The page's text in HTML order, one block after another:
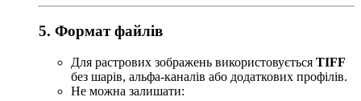
5. Формат файлів
Для растрових зображень використовується TIFF
без шарів, альфа-каналів або додаткових профілів.
Не можна залишати: